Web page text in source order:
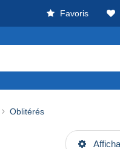
Favoris
Oblitérés